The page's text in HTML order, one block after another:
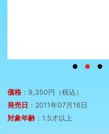
価格 ：9,350円（税込）
発売日 ：2011年07月16日
対象年齢 ：1.5才以上